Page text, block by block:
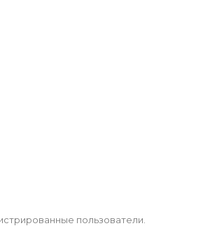
пользователи.